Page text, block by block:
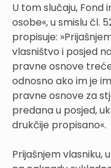
U tom slučaju, Fond
osobe«, u smislu čl.
propisuje:
vlasništvo i posjed
pravne osnove
odnosno ako im je
pravne osnove za
predana u posjed,
drukčije propisano«.
Prijašnjem vlasniku,